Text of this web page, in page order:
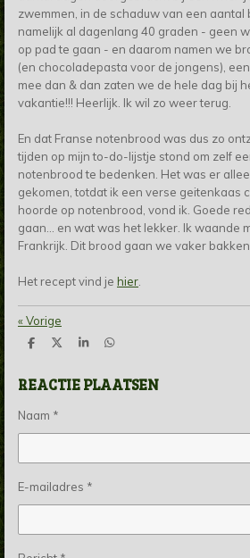
zwemmen, in de schaduw van een aantal
namelijk al dagenlang 40 graden - geen
op pad te gaan - en daarom namen we
(en chocoladepasta voor de jongens),
mee dan & dan zaten we de hele dag bij
vakantie!!! Heerlijk. Ik wil zo weer terug.
En dat Franse notenbrood was dus zo
tijden op mijn to-do-lijstje stond om zelf
notenbrood te bedenken. Het was er
gekomen, totdat ik een verse geitenkaas
hoorde op notenbrood, vond ik. Goede
gaan... en wat was het lekker. Ik waande
Frankrijk. Dit brood gaan we vaker
Het recept vind je hier.
«Vorige
D
e
n
D
l
S
r
e
D
e
n
REACTIE PLAATSEN
Naam *
E-mailadres *